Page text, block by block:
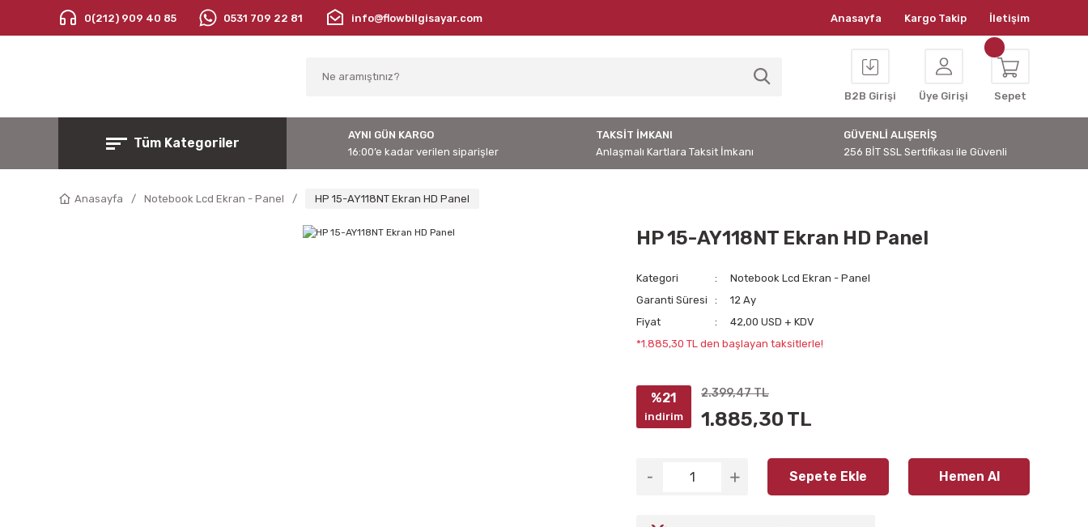
0(212) 909 40 85 0531 709 22 81 info@flowbilgisayar.com Anasayfa Kargo Takip İletişim
B2B Girişi Üye Girişi Sepet
Tüm Kategoriler
AYNI GÜN KARGO
16:00’e kadar verilen siparişler
TAKSİT İMKANI
Anlaşmalı Kartlara Taksit İmkanı
GÜVENLİ ALIŞERİŞ
256 BİT SSL Sertifikası ile Güvenli
Anasayfa Notebook Lcd Ekran - Panel HP 15-AY118NT Ekran HD Panel
HP 15-AY118NT Ekran HD Panel
Kategori
Notebook Lcd Ekran - Panel
Garanti Süresi
12 Ay
Fiyat
42,00 USD + KDV
*1.885,30 TL den başlayan taksitlerle!
%21
indirim
2.399,47 TL
1.885,30 TL
Sepete Ekle Hemen Al